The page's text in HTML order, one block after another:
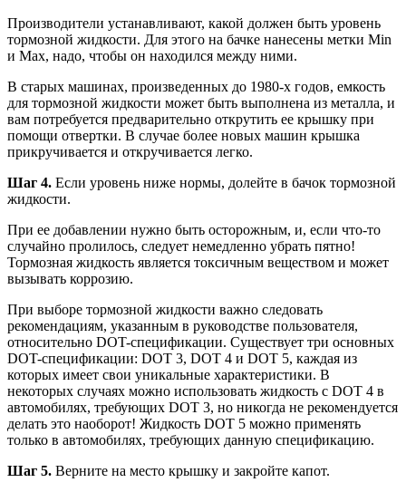
Производители устанавливают, какой должен быть уровень
тормозной жидкости. Для этого на бачке нанесены метки Min
и Max, надо, чтобы он находился между ними.
В старых машинах, произведенных до 1980-х годов, емкость
для тормозной жидкости может быть выполнена из металла, и
вам потребуется предварительно открутить ее крышку при
помощи отвертки. В случае более новых машин крышка
прикручивается и откручивается легко.
Шаг 4. Если уровень ниже нормы, долейте в бачок тормозной
жидкости.
При ее добавлении нужно быть осторожным, и, если что-то
случайно пролилось, следует немедленно убрать пятно!
Тормозная жидкость является токсичным веществом и может
вызывать коррозию.
При выборе тормозной жидкости важно следовать
рекомендациям, указанным в руководстве пользователя,
относительно DOT-спецификации. Существует три основных
DOT-спецификации: DOT 3, DOT 4 и DOT 5, каждая из
которых имеет свои уникальные характеристики. В
некоторых случаях можно использовать жидкость с DOT 4 в
автомобилях, требующих DOT 3, но никогда не рекомендуется
делать это наоборот! Жидкость DOT 5 можно применять
только в автомобилях, требующих данную спецификацию.
Шаг 5. Верните на место крышку и закройте капот.